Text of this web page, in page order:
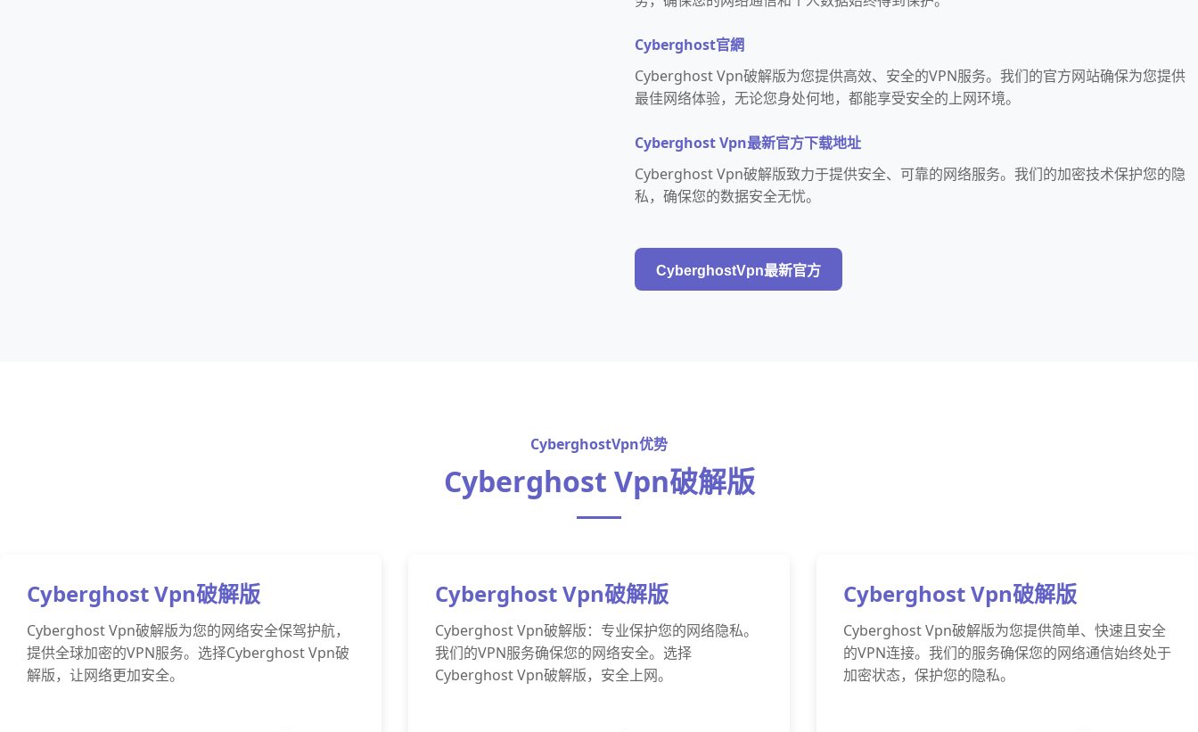
Cyberghost官網
Cyberghost Vpn破解版为您提供高效、安全的VPN服务。我们的官方网站确保为您提供
最佳网络体验，无论您身处何地，都能享受安全的上网环境。
Cyberghost Vpn最新官方下载地址
Cyberghost Vpn破解版致力于提供安全、可靠的网络服务。我们的加密技术保护您的隐
私，确保您的数据安全无忧。
CyberghostVpn最新官方
CyberghostVpn优势
Cyberghost Vpn破解版
Cyberghost Vpn破解版
Cyberghost Vpn破解版为您的网络安全保驾护航，
提供全球加密的VPN服务。选择Cyberghost Vpn破
解版，让网络更加安全。
Cyberghost Vpn破解版
Cyberghost Vpn破解版：专业保护您的网络隐私。
我们的VPN服务确保您的网络安全。选择
Cyberghost Vpn破解版，安全上网。
Cyberghost Vpn破解版
Cyberghost Vpn破解版为您提供简单、快速且安全
的VPN连接。我们的服务确保您的网络通信始终处于
加密状态，保护您的隐私。